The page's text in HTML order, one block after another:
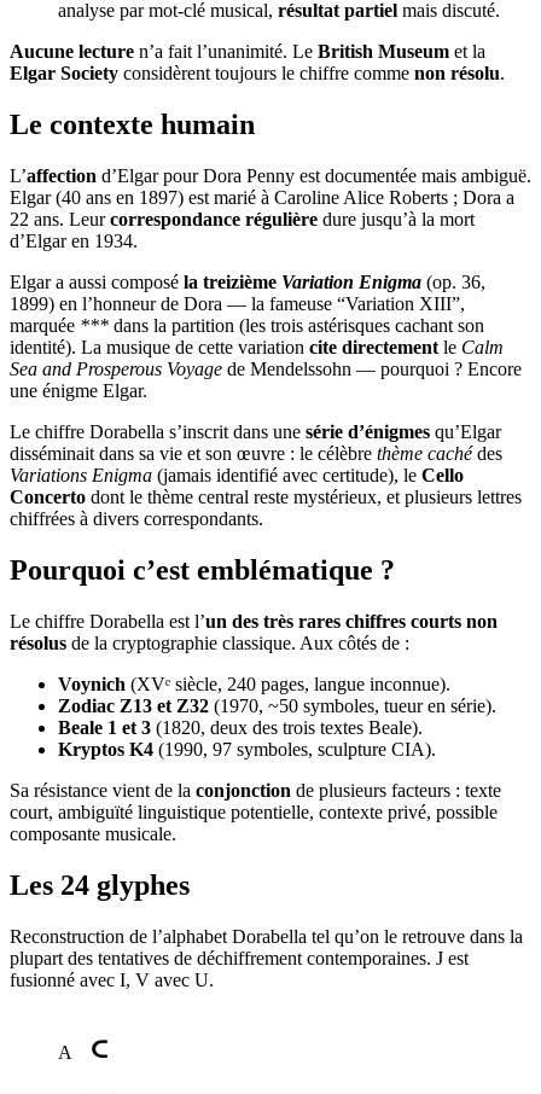
analyse par mot-clé musical, résultat partiel mais discuté.
Aucune lecture n’a fait l’unanimité. Le British Museum et la
Elgar Society considèrent toujours le chiffre comme non résolu.
Le contexte humain
L’affection d’Elgar pour Dora Penny est documentée mais ambiguë.
Elgar (40 ans en 1897) est marié à Caroline Alice Roberts ; Dora a
22 ans. Leurcorrespondance régulière dure jusqu’à la mort
d’Elgar en 1934.
Elgar a aussi composé la treizième Variation Enigma (op. 36,
1899) en l’honneur de Dora — la fameuse “Variation XIII”,
marquée *** dans la partition (les trois astérisques cachant son
identité). La musique de cette variation cite directement le Calm
Sea and Prosperous Voyage de Mendelssohn — pourquoi ? Encore
une énigme Elgar.
Le chiffre Dorabella s’inscrit dans une série d’énigmes qu’Elgar
disséminait dans sa vie et son œuvre : le célèbre thème cachédes
Variations Enigma (jamais identifié avec certitude), le Cello
Concerto dont le thème central reste mystérieux, et plusieurs lettres
chiffrées à divers correspondants.
Pourquoi c’est emblématique ?
Le chiffre Dorabella est l’un des très rares chiffres courts non
résolus de la cryptographie classique. Aux côtés de :
Voynich (XVᵉ siècle, 240 pages, langue inconnue).
Zodiac Z13 et Z32 (1970, ~50 symboles, tueur en série).
Beale 1 et 3 (1820, deux des trois textes Beale).
Kryptos K4 (1990, 97 symboles, sculpture CIA).
Sa résistance vient de la conjonction de plusieurs facteurs : texte
court, ambiguïté linguistique potentielle, contexte privé, possible
composante musicale.
Les 24 glyphes
Reconstruction de l’alphabet Dorabella tel qu’on le retrouve dans la
plupart des tentatives de déchiffrement contemporaines. J est
fusionné avec I, V avec U.
A